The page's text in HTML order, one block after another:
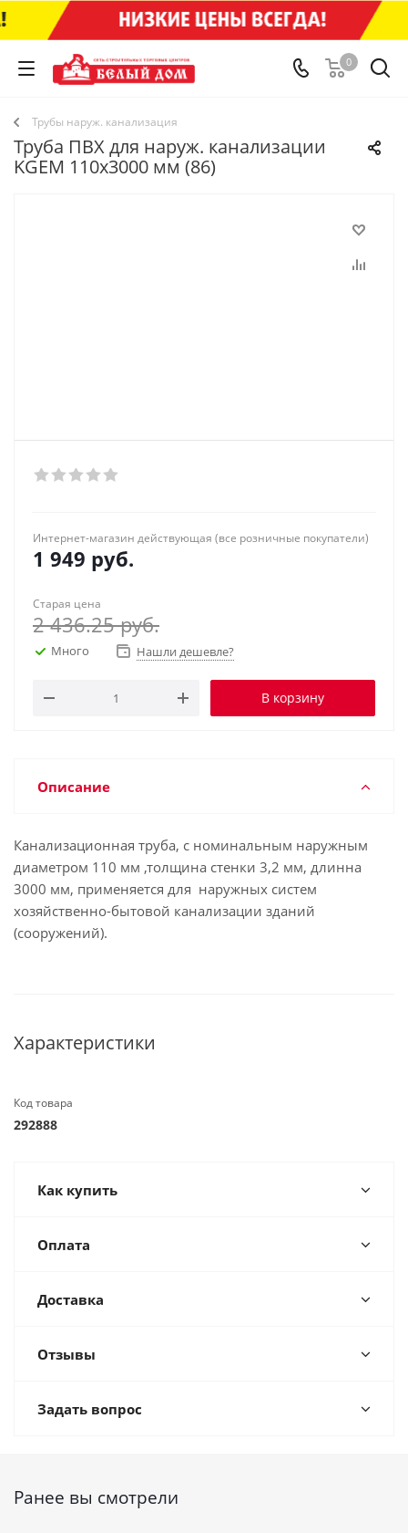
0
Трубы наруж. канализация
Труба ПВХ для наруж. канализации
KGEM 110x3000 мм (86)
Интернет-магазин действующая (все розничные покупатели)
1 949 руб.
Старая цена
2 436.25руб.
Много Нашли дешевле?
В корзину
Описание
Канализационная труба, с номинальным наружным
диаметром 110 мм ,толщина стенки 3,2 мм, длинна
3000 мм, применяется для наружных систем
хозяйственно-бытовой канализации зданий
(сооружений).
Характеристики
Код товара
292888
Как купить
Оплата
Доставка
Отзывы
Задать вопрос
Ранее вы смотрели